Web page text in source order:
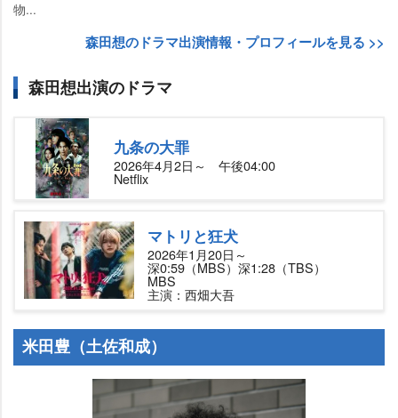
物...
森田想のドラマ出演情報・プロフィールを見る >>
森田想出演のドラマ
九条の大罪
2026年4月2日～ 午後04:00
Netflix
マトリと狂犬
2026年1月20日～
深0:59（MBS）深1:28（TBS）
MBS
主演：西畑大吾
米田豊（土佐和成）